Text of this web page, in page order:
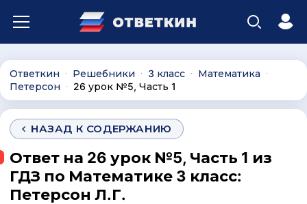
Ответкин ∙ Решебники ∙ 3 класс ∙ Математика ∙
Петерсон ∙ 26 урок №5, Часть 1
НАЗАД К СОДЕРЖАНИЮ
Ответ на 26 урок №5, Часть 1 из
ГДЗ по Математике 3 класс:
Петерсон Л.Г.